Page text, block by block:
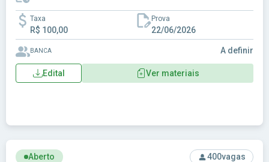
Taxa
R$ 100,00
Prova
22/06/2026
BANCA A definir
Edital Ver materiais
Ver concurso: EsPCEx - Escola Preparatória de Cadetes do
Aberto 400vagas